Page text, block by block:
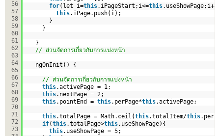
56
57
58
59
60
61
62
63
64
65
66
67
68
69
70
71
72
73
for(let i=this.iPageStart;i<=this
this.iPage.push(i);
}
}
}
// ส่วนจัดการเกี่ยวกับการแบ่งหน้า
ngOnInit() {
// ส่วนจัดการเกี่ยวกับการแบ่งหน้า
this.activePage = 1;
this.nextPage = 2;
this.pointEnd = this.perPage*this.activePage;
this.totalPage = Math.ceil(this.totalItem/this
if(this.totalPage>this.useShowPage){
this.useShowPage = 5;